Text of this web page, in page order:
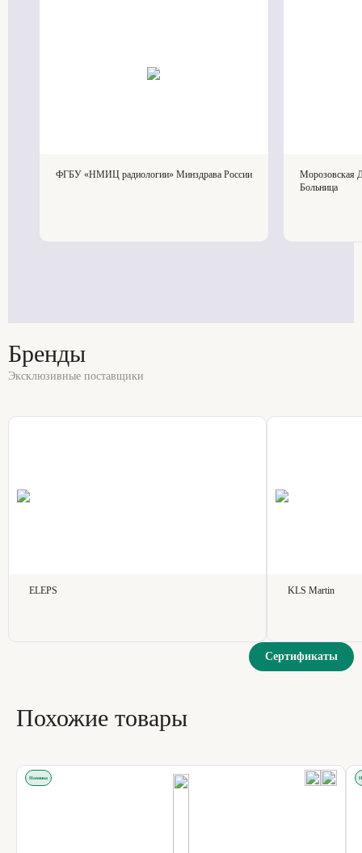
ФГБУ «НМИЦ радиологии» Минздрава России
Морозовская
Больница
Бренды
Эксклюзивные поставщики
ELEPS KLS Martin
Сертификаты
Похожие товары
Новинка